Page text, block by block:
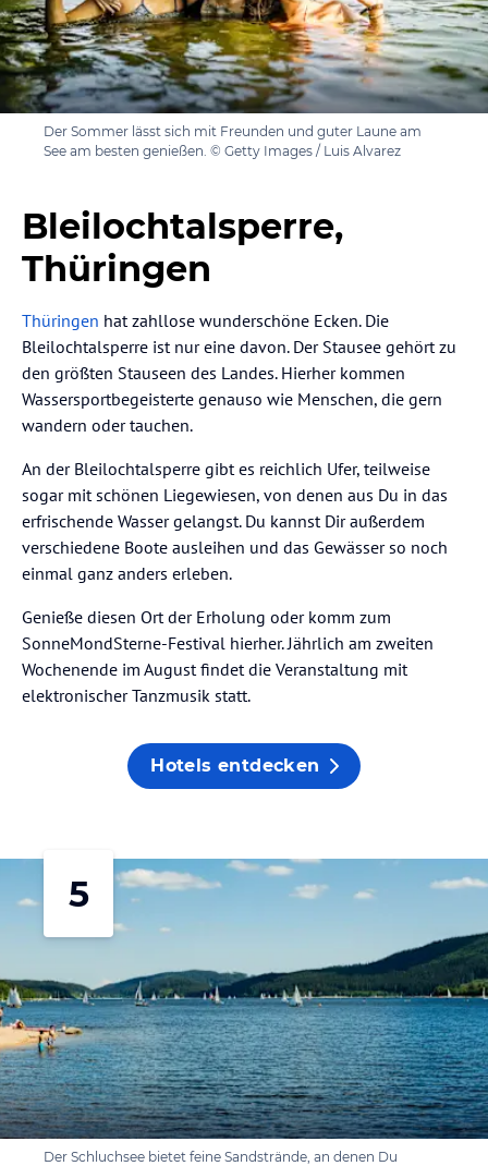
Der Sommer lässt sich mit Freunden und guter Laune am
See am besten genießen. © Getty Images / Luis Alvarez
Bleilochtalsperre,
Thüringen
Thüringen hat zahllose wunderschöne Ecken. Die
Bleilochtalsperre ist nur eine davon. Der Stausee gehört zu
den größten Stauseen des Landes. Hierher kommen
Wassersportbegeisterte genauso wie Menschen, die gern
wandern oder tauchen.
An der Bleilochtalsperre gibt es reichlich Ufer, teilweise
sogar mit schönen Liegewiesen, von denen aus Du in das
erfrischende Wasser gelangst. Du kannst Dir außerdem
verschiedene Boote ausleihen und das Gewässer so noch
einmal ganz anders erleben.
Genieße diesen Ort der Erholung oder komm zum
SonneMondSterne-Festival hierher. Jährlich am zweiten
Wochenende im August findet die Veranstaltung mit
elektronischer Tanzmusik statt.
Hotels entdecken
5
Der Schluchsee bietet feine Sandstrände, an denen Du